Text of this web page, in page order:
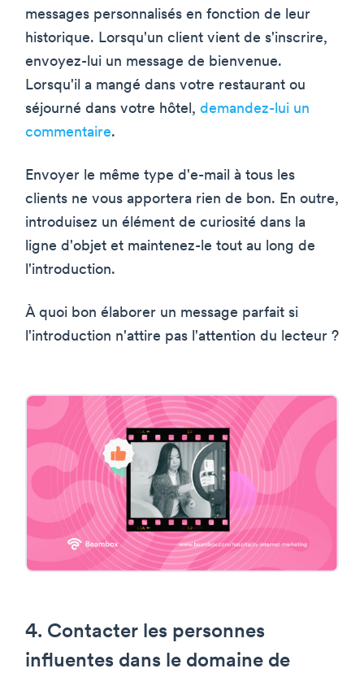
messages personnalisés en fonction de leur
historique. Lorsqu'un client vient de s'inscrire,
envoyez-lui un message de bienvenue.
Lorsqu'il a mangé dans votre restaurant ou
séjourné dans votre hôtel, demandez-lui un
commentaire.
Envoyer le même type d'e-mail à tous les
clients ne vous apportera rien de bon. En outre,
introduisez un élément de curiosité dans la
ligne d'objet et maintenez-le tout au long de
l'introduction.
À quoi bon élaborer un message parfait si
l'introduction n'attire pas l'attention du lecteur ?
4. Contacter les personnes
influentes dans le domaine de